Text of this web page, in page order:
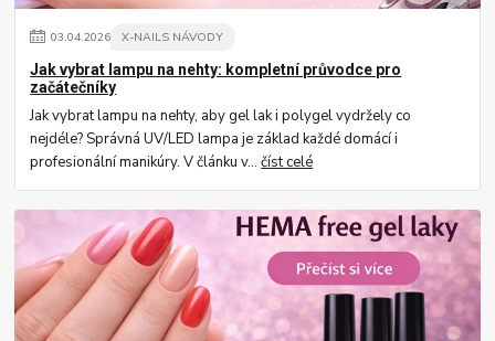
03.04.2026 X-NAILS NÁVODY
Jak vybrat lampu na nehty: kompletní průvodce pro
začátečníky
Jak vybrat lampu na nehty, aby gel lak i polygel vydržely co
nejdéle? Správná UV/LED lampa je základ každé domácí i
profesionální manikúry. V článku v...číst celé